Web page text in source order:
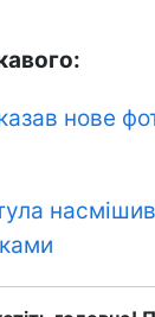
нове